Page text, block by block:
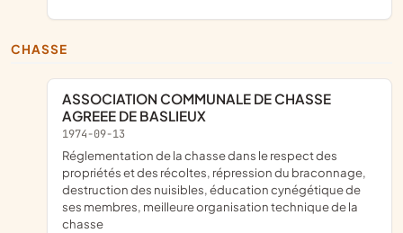
CHASSE
ASSOCIATION COMMUNALE DE CHASSE
AGREEE DE BASLIEUX
1974-09-13
Réglementation de la chasse dans le respect des
propriétés et des récoltes, répression du braconnage,
destruction des nuisibles, éducation cynégétique de
ses membres, meilleure organisation technique de la
chasse